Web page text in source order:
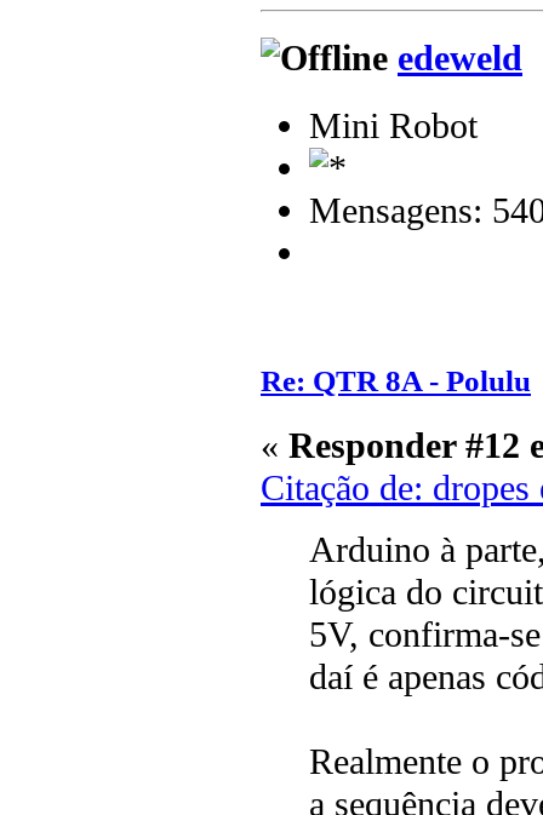
edeweld
Mini Robot
Mensagens:
Re: QTR 8A - Polulu
« Responder #12
Citação de:
Arduino à
lógica do
5V, confirma-
daí é apenas
Realmente o
a sequência